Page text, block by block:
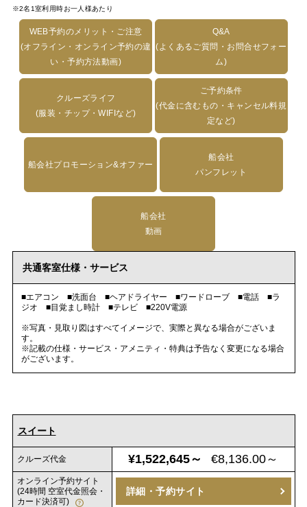
※2名1室利用時お一人様あたり
WEB予約のメリット・ご注意
(オフライン・オンライン予約の違
い・予約方法動画)
Q&A
(よくあるご質問・お問合せフォー
ム)
クルーズライフ
(服装・チップ・WIFIなど)
ご予約条件
(代金に含むもの・キャンセル料規
定など)
船会社プロモーション&オファー
船会社
パンフレット
船会社
動画
共通客室仕様・サービス
■エアコン ■洗面台 ■ヘアドライヤー ■ワードローブ ■電話 ■ラ
ジオ ■目覚まし時計 ■テレビ ■220V電源
※写真・見取り図はすべてイメージで、実際と異なる場合がございま
す。
※記載の仕様・サービス・アメニティ・特典は予告なく変更になる場合
がございます。
スイート
クルーズ代金 ¥1,522,645～ €8,136.00～
オンライン予約サイト
(24時間 空室代金照会・
カード決済可)
詳細・予約サイト